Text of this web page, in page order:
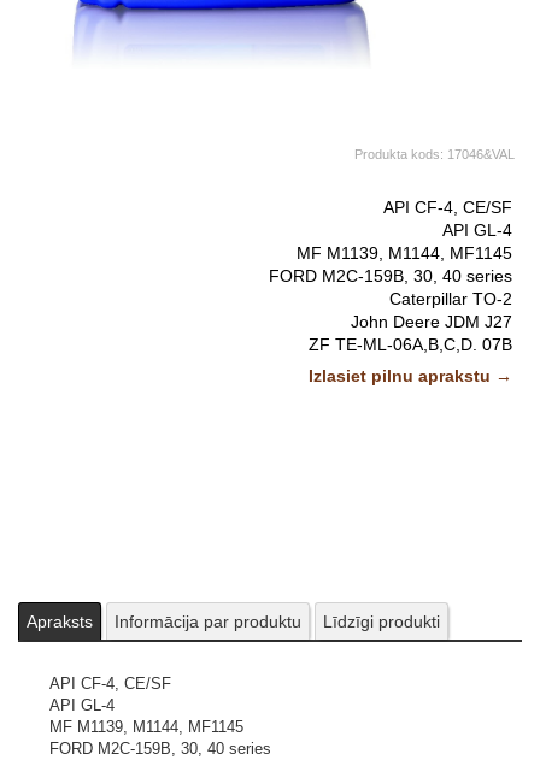
Produkta kods: 17046&VAL
API CF-4, CE/SF
API GL-4
MF M1139, M1144, MF1145
FORD M2C-159B, 30, 40 series
Caterpillar TO-2
John Deere JDM J27
ZF TE-ML-06A,B,C,D. 07B
Attēliem un video ir ilustratīvs raksturs.
Izlasiet pilnu aprakstu →
Apraksts Informācija par produktu Līdzīgi produkti
API CF-4, CE/SF
API GL-4
MF M1139, M1144, MF1145
FORD M2C-159B, 30, 40 series